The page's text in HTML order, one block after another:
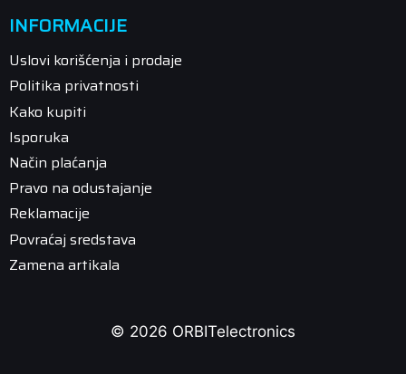
INFORMACIJE
Uslovi korišćenja i prodaje
Politika privatnosti
Kako kupiti
Isporuka
Način plaćanja
Pravo na odustajanje
Reklamacije
Povraćaj sredstava
Zamena artikala
© 2026 ORBITelectronics